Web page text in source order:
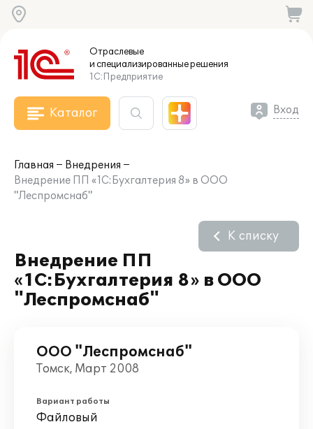
Отраслевые
и специализированныерешения
1С:Предприятие
Каталог Вход
Главная
Внедрения
Внедрение ПП «1С:Бухгалтерия 8» в ООО
"Леспромснаб"
Внедрение ПП
«1С:Бухгалтерия 8» в ООО
"Леспромснаб"
К списку
ООО "Леспромснаб"
Томск, Март 2008
Вариант работы
Файловый